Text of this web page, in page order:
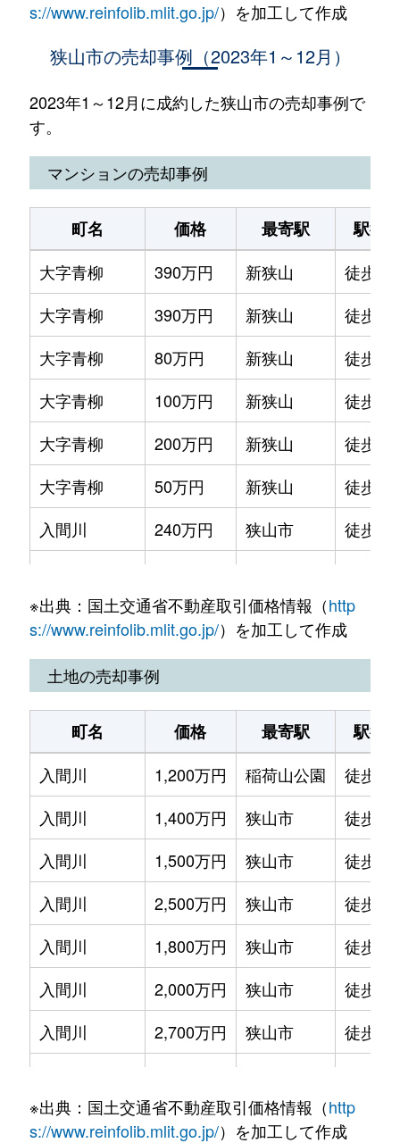
s://www.reinfolib.mlit.go.jp/）を加工して作成
狭山市の売却事例（2023年1～12月）
2023年1～12月に成約した狭山市の売却事例で
す。
マンションの売却事例
町名 価格 最寄駅
駅徒
大字青柳
390万円 新狭山
徒歩25
大字青柳
390万円 新狭山
徒歩25
大字青柳
80万円 新狭山
徒歩25
大字青柳
100万円 新狭山
徒歩23
大字青柳
200万円 新狭山
徒歩21
大字青柳
50万円 新狭山
徒歩21
入間川
240万円 狭山市
徒歩7
入間川
2,100万円 狭山市
徒歩14
入間川
1,400万円 狭山市
徒歩3
入間川
980万円 狭山市
徒歩14
入間川
1,600万円 狭山市
徒歩5
入間川
1,000万円 狭山市
徒歩2
入間川
2,200万円 狭山市
徒歩5
入間川
3,700万円 狭山市
徒歩3
入間川
2,300万円 狭山市
徒歩10
鵜ノ木
1,200万円 稲荷山公園
徒歩15
大字上奥富
1,600万円 新狭山
徒歩10
祇園
2,000万円 狭山市
徒歩9
祇園
2,400万円 狭山市
徒歩9
※出典：国土交通省不動産取引価格情報（http
s://www.reinfolib.mlit.go.jp/）を加工して作成
土地の売却事例
町名 価格 最寄駅
駅徒
入間川
1,200万円 稲荷山公園
徒歩10
入間川
1,400万円 狭山市
徒歩16
入間川
1,500万円 狭山市
徒歩28
入間川
2,500万円 狭山市
徒歩12
入間川
1,800万円 狭山市
徒歩24
入間川
2,000万円 狭山市
徒歩8
入間川
2,700万円 狭山市
徒歩9
入間川
3,000万円 狭山市
徒歩11
※出典：国土交通省不動産取引価格情報（http
s://www.reinfolib.mlit.go.jp/）を加工して作成